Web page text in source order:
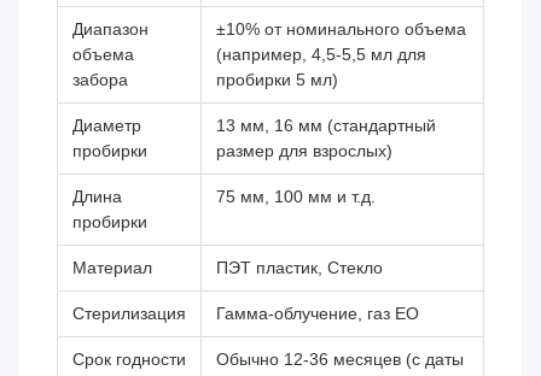
Диапазон
объема
забора
±10% от номинального объема
(например, 4,5-5,5 мл для
пробирки 5 мл)
Диаметр
пробирки
13 мм, 16 мм (стандартный
размер для взрослых)
Длина
пробирки
75 мм, 100 мм и т.д.
Материал ПЭТ пластик, Стекло
Стерилизация Гамма-облучение, газ EO
Срок годности
Обычно 12-36 месяцев (с даты